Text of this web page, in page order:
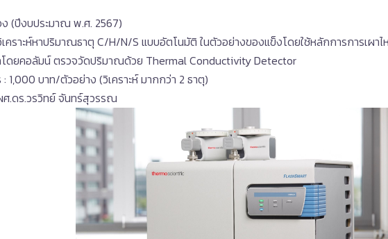
ง (ปีงบประมาณ พ.ศ. 2567)
ราะห์หาปริมาณธาตุ C/H/N/S แบบอัตโนมัติ ในตัวอย่างของแข็งโดยใช้หลักการการเผา
โดยคอลัมน์ ตรวจวัดปริมาณด้วย Thermal Conductivity Detector
1,000 บาท/ตัวอย่าง (วิเคราะห์ มากกว่า 2 ธาตุ)
.ดร.วรวิทย์ จันทร์สุวรรณ